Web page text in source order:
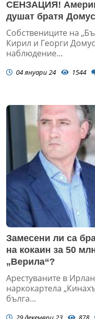
СЕНЗАЦИЯ!
душат братя
Собствениците на
Кирил и Георги
наблюдение...
04 януари 24 1544
Замесени ли са
на кокаин за 50
„Верила“?
Арестуваните в
наркокартела
бълга...